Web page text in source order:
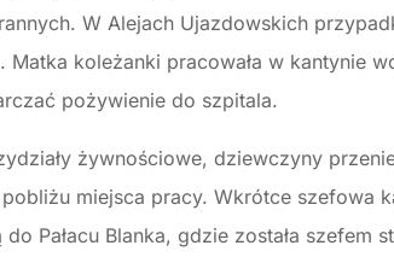
W Alejach Ujazdowskich
Matka koleżanki pracowała w kantynie
pożywienie do szpitala.
żywnościowe, dziewczyny
miejsca pracy. Wkrótce szefowa
Pałacu Blanka, gdzie została szefem